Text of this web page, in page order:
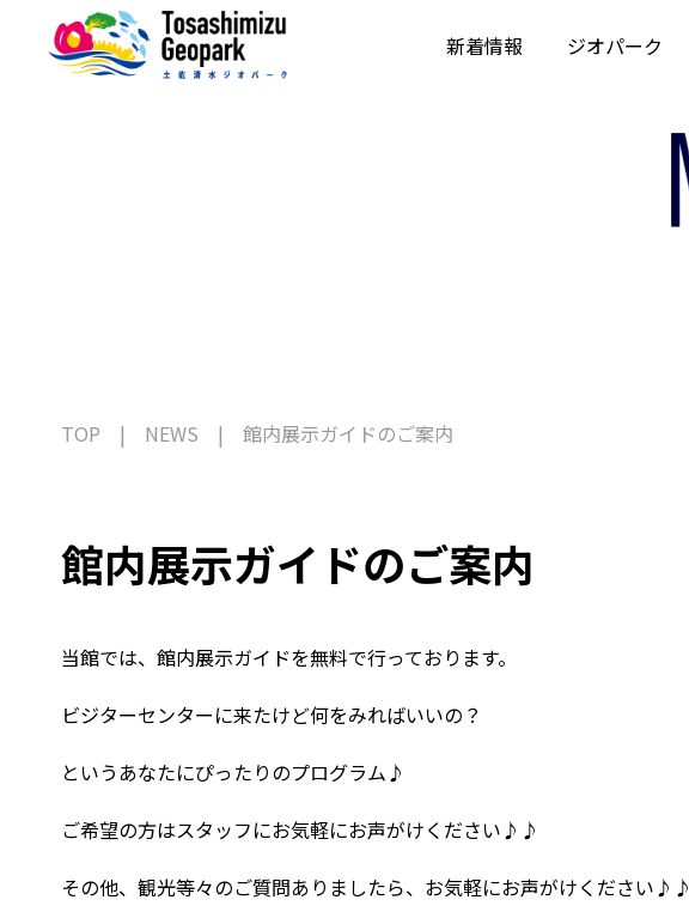
新着情報 ジオパーク
TOP NEWS 館内展示ガイドのご案内
館内展示ガイドのご案内
当館では、館内展示ガイドを無料で行っております。
ビジターセンターに来たけど何をみればいいの？
というあなたにぴったりのプログラム♪
ご希望の方はスタッフにお気軽にお声がけください♪♪
その他、観光等々のご質問ありましたら、お気軽にお声がけください♪♪